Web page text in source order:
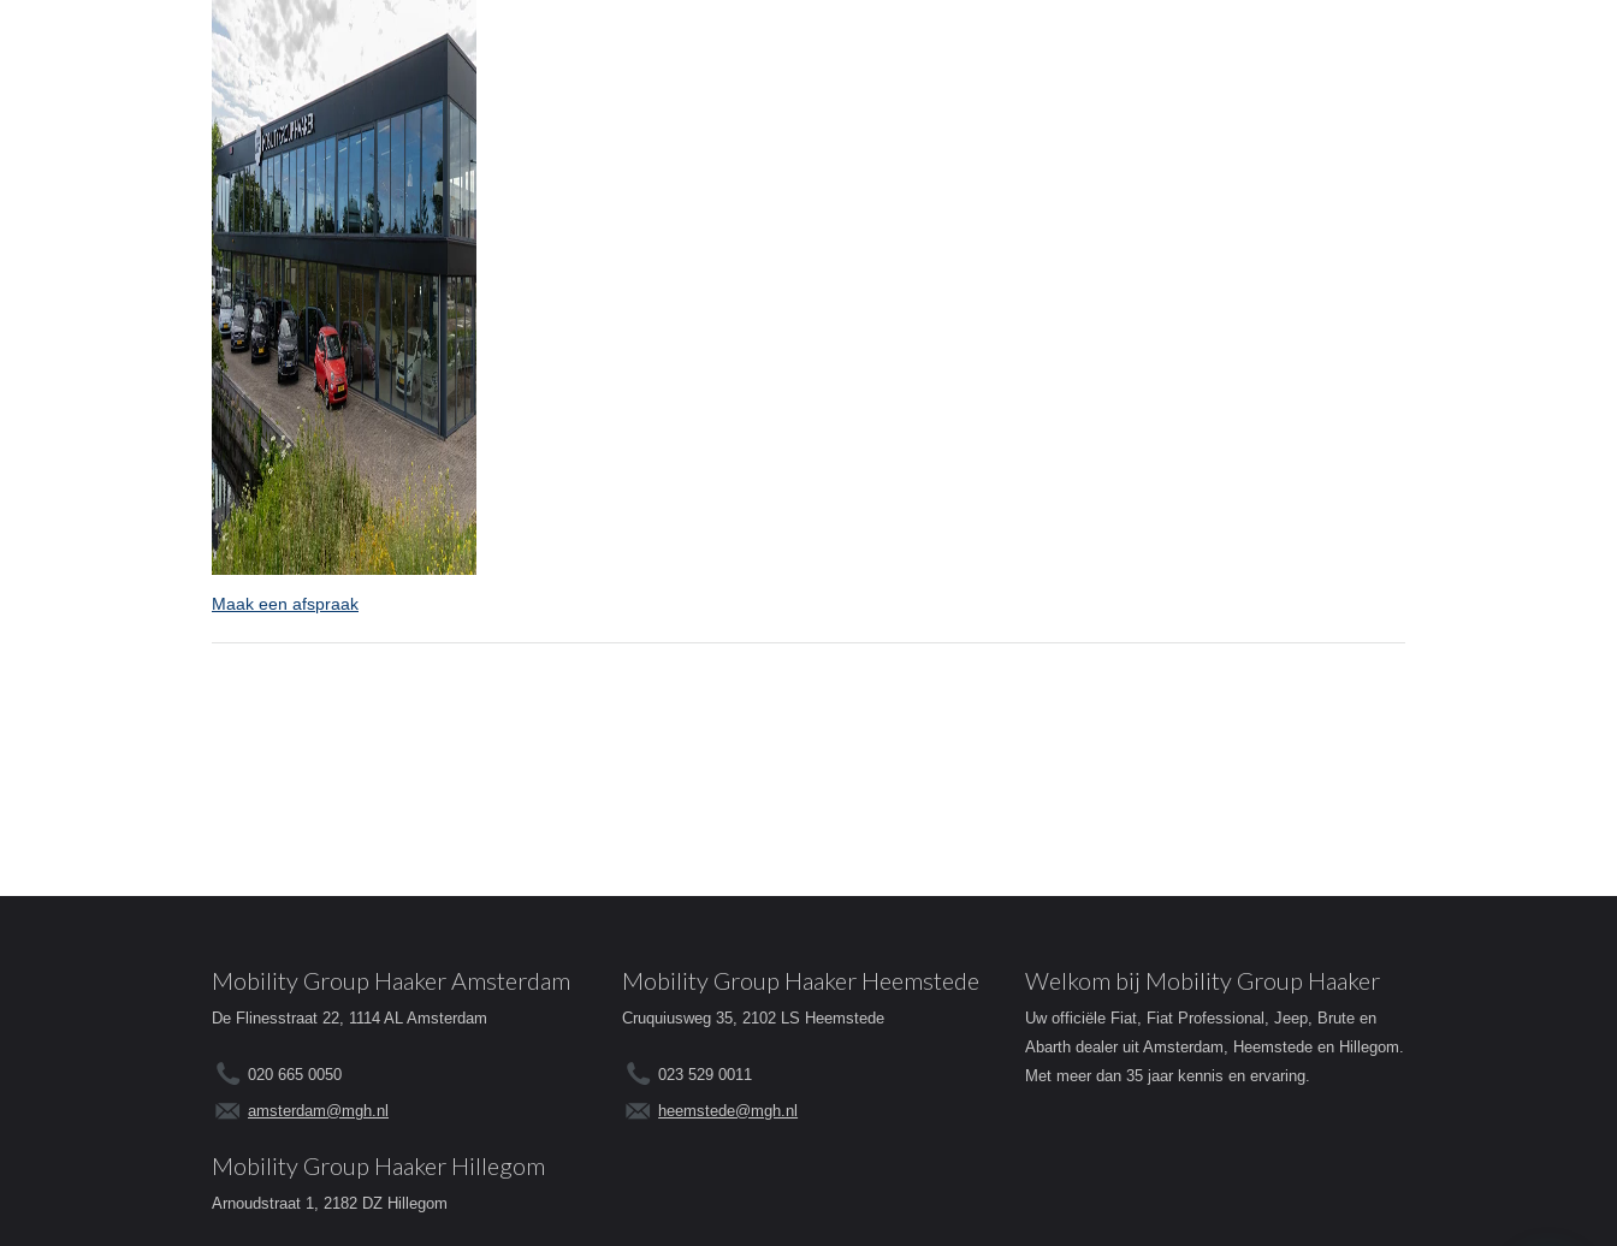
Maak een afspraak
Mobility Group Haaker Amsterdam
De Flinesstraat 22, 1114 AL Amsterdam
020 665 0050
amsterdam@mgh.nl
Mobility Group Haaker Heemstede
Cruquiusweg 35, 2102 LS Heemstede
023 529 0011
heemstede@mgh.nl
Mobility Group Haaker Hillegom
Arnoudstraat 1, 2182 DZ Hillegom
Welkom bij Mobility Group Haaker
Uw officiële Fiat, Fiat Professional, Jeep, Brute en
Abarth dealer uit Amsterdam, Heemstede en Hillegom.
Met meer dan 35 jaar kennis en ervaring.